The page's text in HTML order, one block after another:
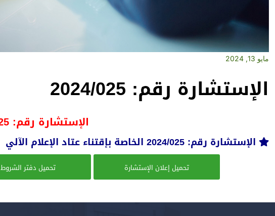
مايو 13, 2024
الإستشارة رقم: 2024/025
الإستشارة رقم: 2024/025
الإستشارة رقم: 2024/025 الخاصة بإقتناء عتاد الإعلام الآلي
تحميل إعلان الإستشارة تحميل دفتر الشروط